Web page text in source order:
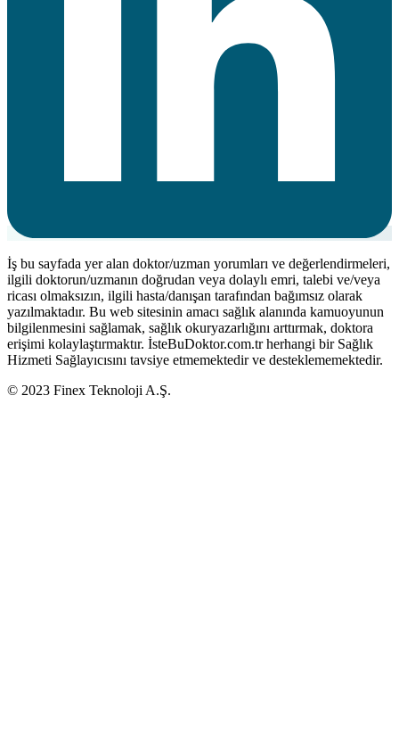
İş bu sayfada yer alan doktor/uzman yorumları ve değerlendirmeleri,
ilgili doktorun/uzmanın doğrudan veya dolaylı emri, talebi ve/veya
ricası olmaksızın, ilgili hasta/danışan tarafından bağımsız olarak
yazılmaktadır. Bu web sitesinin amacı sağlık alanında kamuoyunun
bilgilenmesini sağlamak, sağlık okuryazarlığını arttırmak, doktora
erişimi kolaylaştırmaktır. İsteBuDoktor.com.tr herhangi bir Sağlık
Hizmeti Sağlayıcısını tavsiye etmemektedir ve desteklememektedir.
© 2023 Finex Teknoloji A.Ş.